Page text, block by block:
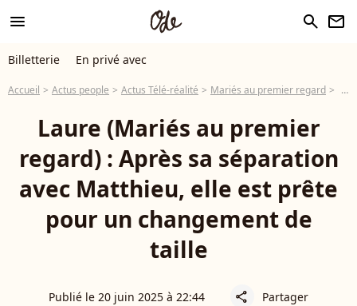
menu search newsletter
Billetterie En privé avec
Accueil Actus people Actus Télé-réalité Mariés au premier regard
Laure (Mariés au premier
regard) : Après sa séparation
avec Matthieu, elle est prête
pour un changement de
taille
Publié le 20 juin 2025 à 22:44 share Partager